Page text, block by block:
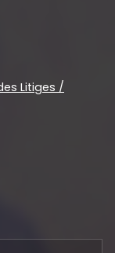
Litiges /